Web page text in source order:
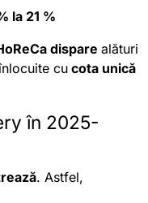
la 21 %
dispare alături
cu cota unică
în 2025-
. Astfel,